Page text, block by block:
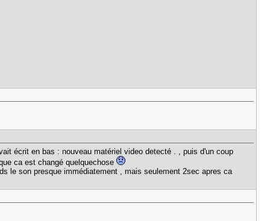
écrit en bas : nouveau matériel video detecté . , puis d'un coup
ca est changé quelquechose
le son presque immédiatement , mais seulement 2sec apres ca